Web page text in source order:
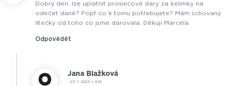
Dobrý den, lze uplatnit prosincové dary za kelímky na
odečet daně? Popř co k tomu potřebujete? Mám schovaný
lítečky od toho co jsme darovala. Děkuji Marcela
Odpovědět
Jana Blažková
- 23. 1. 2023 v 9:16